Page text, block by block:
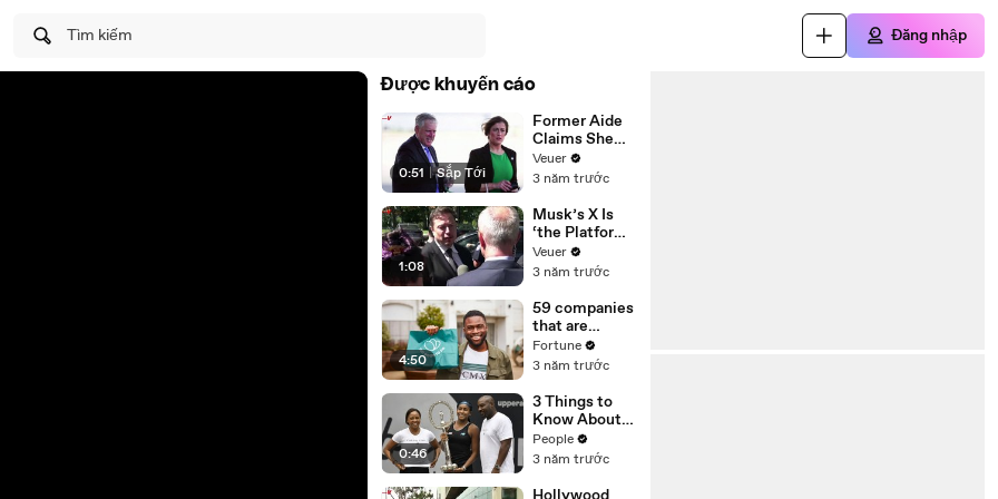
Tìm kiếm Đăng nhập
Được khuyến cáo
0:51 | Sắp Tới
Former Aide
Claims She
Was Asked to
Make a ‘Hit
Trump
Veuer
3 năm trước
1:08
Musk’s X Is
‘the Platform
With the
Largest Ratio
Misinformatio
n or
Disinformatio
n’ Amongst
All Social
Media
Platforms
Veuer
3 năm trước
4:50
59 companies
that are
changing the
world: From
Chobani
Fortune
3 năm trước
0:46
3 Things to
Know About
Coco Gauff's
Parents
People
3 năm trước